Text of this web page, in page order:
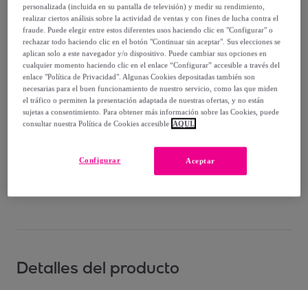
Entrega
Entrega desde2,95 €
Gratis desde 39,94 € de compra
y el15/08
Detalles del producto
personalizada (incluida en su pantalla de televisión) y medir su rendimiento,
realizar ciertos análisis sobre la actividad de ventas y con fines de lucha contra el
fraude. Puede elegir entre estos diferentes usos haciendo clic en "Configurar" o
rechazar todo haciendo clic en el botón "Continuar sin aceptar". Sus elecciones se
aplican solo a este navegador y/o dispositivo. Puede cambiar sus opciones en
cualquier momento haciendo clic en el enlace “Configurar” accesible a través del
enlace "Política de Privacidad". Algunas Cookies depositadas también son
necesarias para el buen funcionamiento de nuestro servicio, como las que miden
el tráfico o permiten la presentación adaptada de nuestras ofertas, y no están
sujetas a consentimiento. Para obtener más información sobre las Cookies, puede
consultar nuestra Política de Cookies accesible AQUÍ.
Aceptar
Configurar